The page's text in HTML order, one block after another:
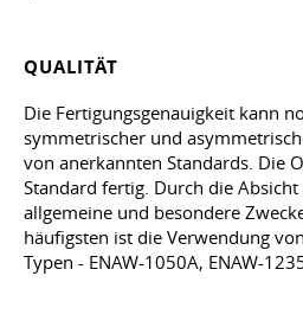
QUALITÄT
Die Fertigungsgenauigkeit kann
symmetrischer und
von anerkannten Standards. Die
Standard fertig. Durch die
allgemeine und besondere
häufigsten ist die Verwendung
Typen - ENAW-1050A, ENAW-